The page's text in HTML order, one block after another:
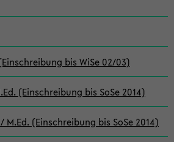
bis WiSe 02/03)
(Einschreibung bis SoSe 2014)
M.Ed. (Einschreibung bis SoSe 2014)